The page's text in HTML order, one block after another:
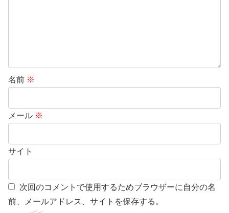
名前 ※
メール ※
サイト
次回のコメントで使用するためブラウザーに自分の名
前、メールアドレス、サイトを保存する。